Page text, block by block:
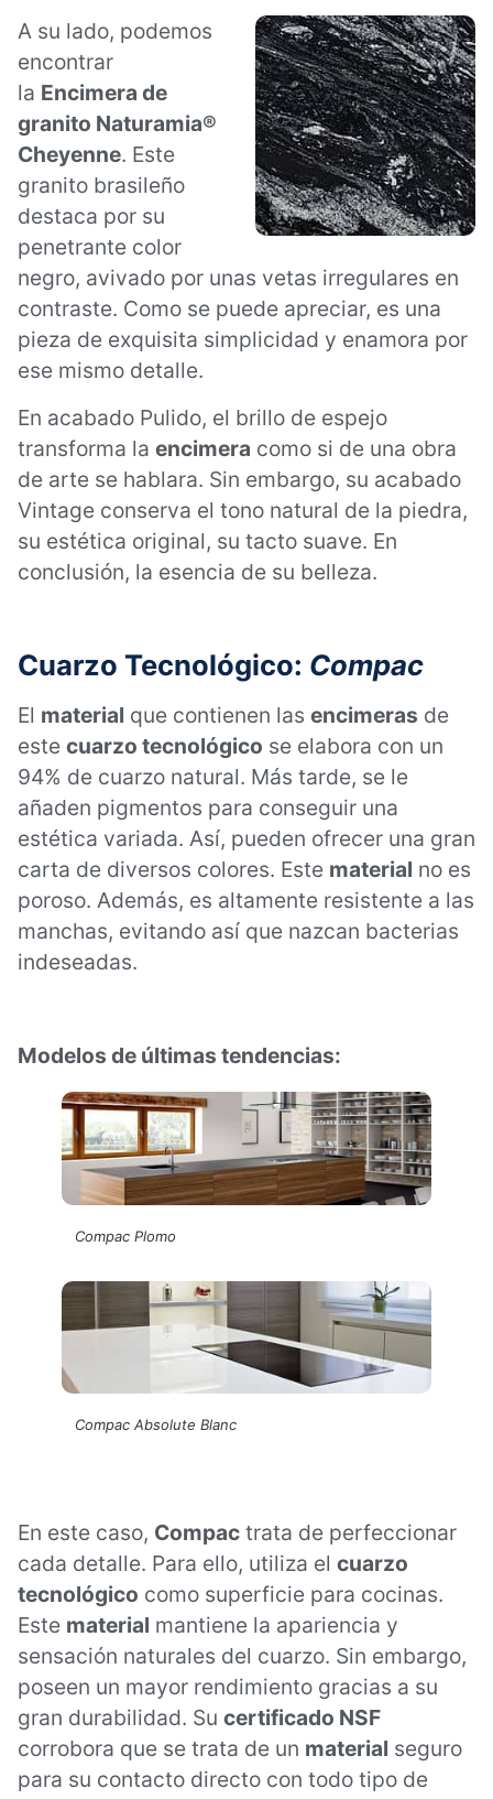
A su lado, podemos
encontrar
la Encimera de
granito Naturamia®
Cheyenne. Este
granito brasileño
destaca por su
penetrante color
negro, avivado por unas vetas irregulares en
contraste. Como se puede apreciar, es una
pieza de exquisita simplicidad y enamora por
ese mismo detalle.
En acabado Pulido, el brillo de espejo
transforma la encimera como si de una obra
de arte se hablara. Sin embargo, su acabado
Vintage conserva el tono natural de la piedra,
su estética original, su tacto suave. En
conclusión, la esencia de su belleza.
Cuarzo Tecnológico: Compac
El material que contienen las encimeras de
este cuarzo tecnológico se elabora con un
94% de cuarzo natural. Más tarde, se le
añaden pigmentos para conseguir una
estética variada. Así, pueden ofrecer una gran
carta de diversos colores. Este material no es
poroso. Además, es altamente resistente a las
manchas, evitando así que nazcan bacterias
indeseadas.
Modelos de últimas tendencias:
Compac Plomo
Compac Absolute Blanc
En este caso, Compac trata de perfeccionar
cada detalle. Para ello, utiliza el cuarzo
tecnológico como superficie para cocinas.
Este material mantiene la apariencia y
sensación naturales del cuarzo. Sin embargo,
poseen un mayor rendimiento gracias a su
gran durabilidad. Su certificado NSF
corrobora que se trata de un material seguro
para su contacto directo con todo tipo de